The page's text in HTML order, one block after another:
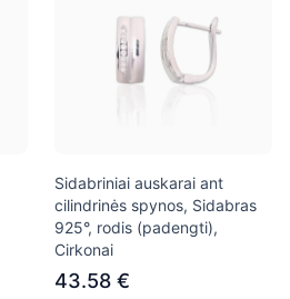
Sidabriniai auskarai ant
cilindrinės spynos, Sidabras
925°, rodis (padengti),
Cirkonai
43.58 €